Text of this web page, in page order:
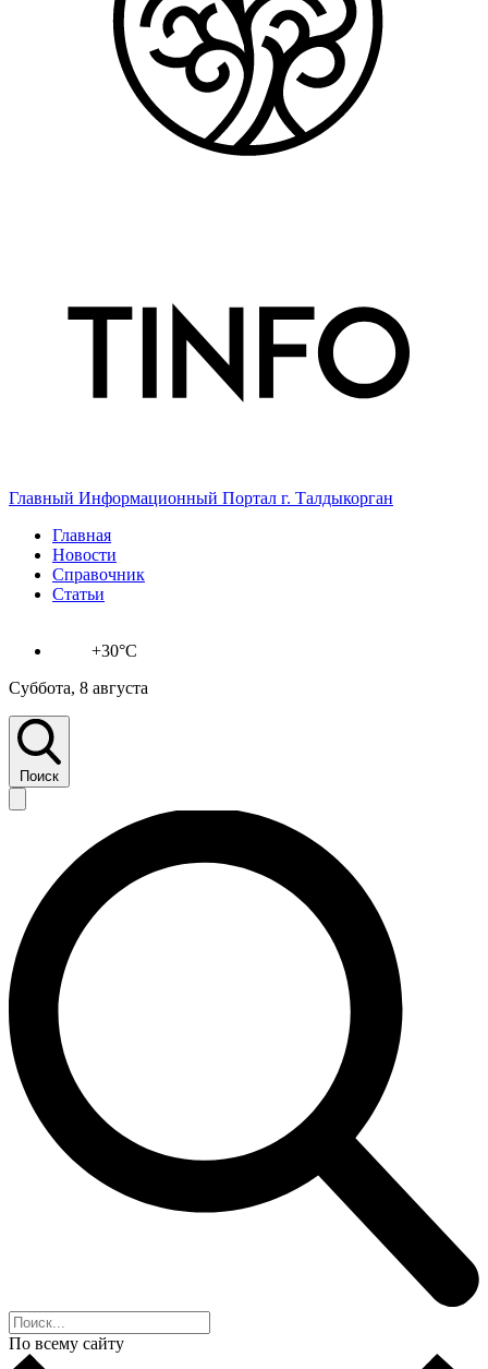
Главный Информационный Портал г. Талдыкорган
Главная
Новости
Справочник
Статьи
+30°C
Суббота, 8 августа
Поиск
По всему сайту